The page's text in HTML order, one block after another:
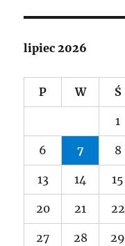
lipiec 2026
P W Ś
1
6 7 8
13 14 15
20 21 22
27 28 29